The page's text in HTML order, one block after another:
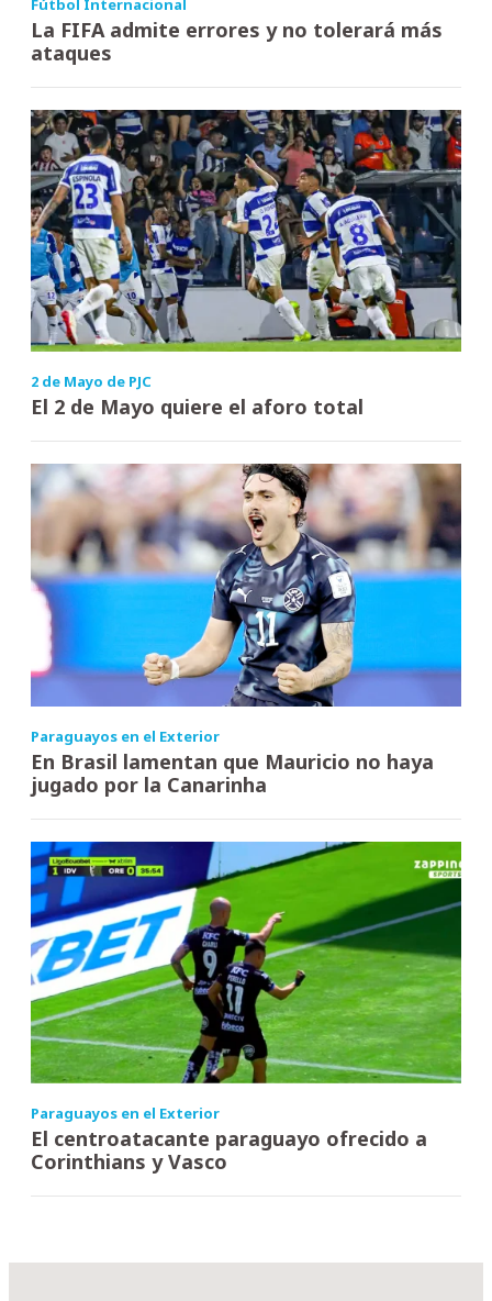
Fútbol Internacional
La FIFA admite errores y no tolerará más
ataques
2 de Mayo de PJC
El 2 de Mayo quiere el aforo total
Paraguayos en el Exterior
En Brasil lamentan que Mauricio no haya
jugado por la Canarinha
Paraguayos en el Exterior
El centroatacante paraguayo ofrecido a
Corinthians y Vasco